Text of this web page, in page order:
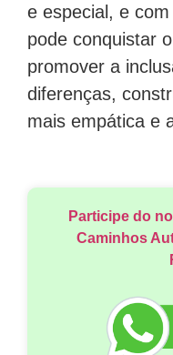
e especial, e
pode conquistar
promover a
diferenças,
mais empática e
Participe do
Caminhos